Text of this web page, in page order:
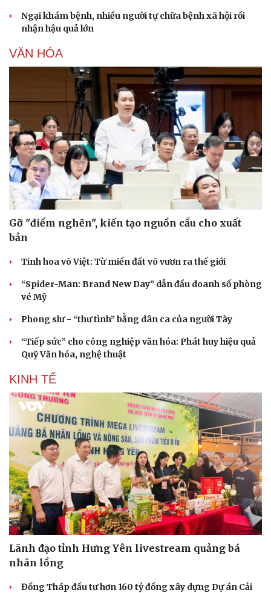
Sản phụ khoa
Nhi khoa
Làm đẹp - giảm cân
Phòng mạch online
Ăn sạch sống khỏe
Tình yêu - Gia đình
Ngại khám bệnh, nhiều người tự chữa bệnh xã hội rồi
nhận hậu quả lớn
VĂN HÓA
Gỡ "điểm nghẽn", kiến tạo nguồn cầu cho xuất
bản
Tinh hoa võ Việt: Từ miền đất võ vươn ra thế giới
“Spider-Man: Brand New Day” dẫn đầu doanh số phòng
vé Mỹ
Phong slư - “thư tình” bằng dân ca của người Tày
“Tiếp sức” cho công nghiệp văn hóa: Phát huy hiệu quả
Quỹ Văn hóa, nghệ thuật
KINH TẾ
Lãnh đạo tỉnh Hưng Yên livestream quảng bá
nhãn lồng
Đồng Tháp đầu tư hơn 160 tỷ đồng xây dựng Dự án Cải